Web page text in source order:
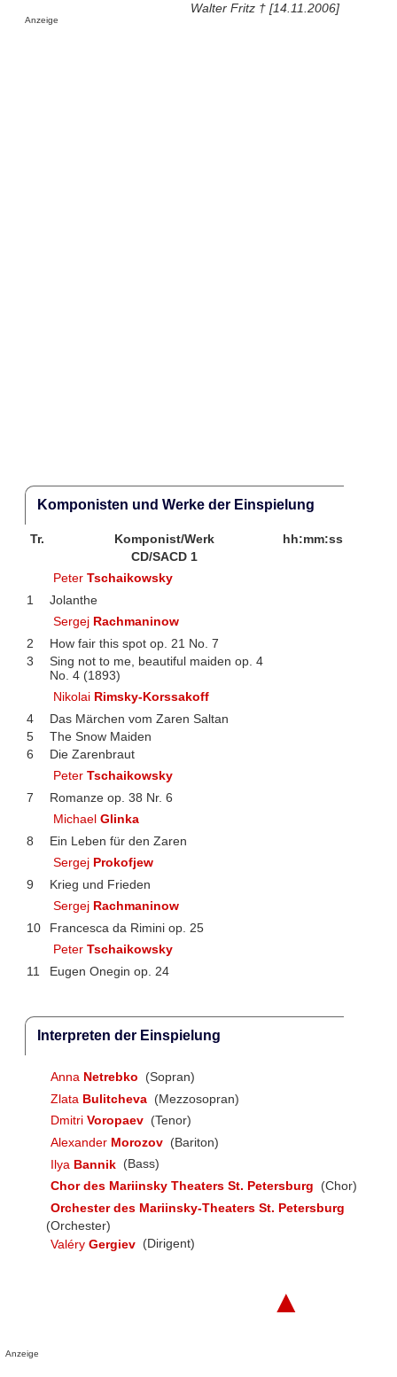
Walter Fritz † [14.11.2006]
Anzeige
Komponisten und Werke der Einspielung
Tr. Komponist/Werk
hh:mm:ss
CD/SACD 1
PeterTschaikowsky
1
Jolanthe
Sergej Rachmaninow
2
How fair this spot op. 21 No. 7
3
Sing not to me, beautiful maiden op. 4
No. 4 (1893)
Nikolai Rimsky-Korssakoff
4
Das Märchen vom Zaren Saltan
5
The Snow Maiden
6
Die Zarenbraut
PeterTschaikowsky
7
Romanze op. 38 Nr. 6
MichaelGlinka
8
Ein Leben für den Zaren
Sergej Prokofjew
9
Krieg und Frieden
Sergej Rachmaninow
10
Francesca da Rimini op. 25
PeterTschaikowsky
11
Eugen Onegin op. 24
Interpreten der Einspielung
Anna Netrebko
(Sopran)
Zlata Bulitcheva (Mezzosopran)
Dmitri Voropaev (Tenor)
Alexander Morozov (Bariton)
Ilya Bannik (Bass)
Chor des Mariinsky Theaters St. Petersburg
(Chor)
Orchester des Mariinsky-Theaters St. Petersburg
(Orchester)
Valéry Gergiev (Dirigent)
▲
Anzeige